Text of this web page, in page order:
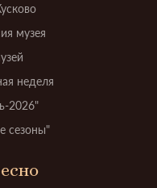
музея
неделя
2026"
сезоны"